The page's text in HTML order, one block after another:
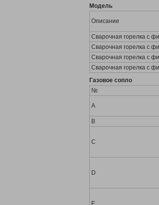
Модель
Описание
Сварочная горелка с
Сварочная горелка с
Сварочная горелка с
Сварочная горелка с
Газовое сопло
№
A
B
C
D
E